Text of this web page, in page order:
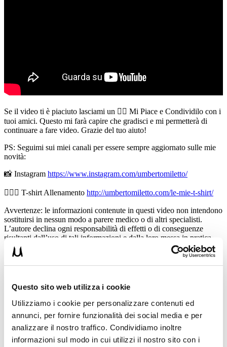
Questo sito web utilizza i cookie
Utilizziamo i cookie per personalizzare contenuti ed
annunci, per fornire funzionalità dei social media e per
analizzare il nostro traffico. Condividiamo inoltre
informazioni sul modo in cui utilizzi il nostro sito con i
Se il video ti è piaciuto lasciami un 👍🏻 Mi Piace e Condividilo con i
tuoi amici. Questo mi farà capire che gradisci e mi permetterà di
continuare a fare video. Grazie del tuo aiuto!
PS: Seguimi sui miei canali per essere sempre aggiornato sulle mie
novità:
📸 Instagram https://www.instagram.com/umbertomiletto/
🏋🏻‍♂️ T-shirt Allenamento http://umbertomiletto.com/le-mie-t-shirt/
Avvertenze: le informazioni contenute in questi video non intendono
sostituirsi in nessun modo a parere medico o di altri specialisti.
L’autore declina ogni responsabilità di effetti o di conseguenze
risultanti dall’uso di tali informazioni e dalla loro messa in pratica.
L’allenamento con sovraccarichi, a corpo libero, con i kettlebell, con
il trx, e con altri attrezzi può causare infortuni si consiglia pertanto di
prestare la massima attenzione e di eseguire esercizi e metodologie
fiducia prima di intraprendere qualsiasi forma di attività fisica o
regime alimentare.
Condividi:
X
Facebook